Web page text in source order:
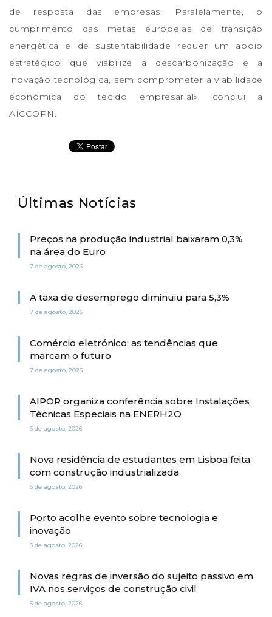
de resposta das empresas. Paralelamente, o
cumprimento das metas europeias de transição
energética e de sustentabilidade requer um apoio
estratégico que viabilize a descarbonização e a
inovação tecnológica, sem comprometer a viabilidade
económica do tecido empresarial», conclui a
AICCOPN.
Últimas Notícias
Preços na produção industrial baixaram 0,3%
na área do Euro
7 de agosto, 2026
A taxa de desemprego diminuiu para 5,3%
7 de agosto, 2026
Comércio eletrónico: as tendências que
marcam o futuro
7 de agosto, 2026
AIPOR organiza conferência sobre Instalações
Técnicas Especiais na ENERH2O
6 de agosto, 2026
Nova residência de estudantes em Lisboa feita
com construção industrializada
6 de agosto, 2026
Porto acolhe evento sobre tecnologia e
inovação
6 de agosto, 2026
Novas regras de inversão do sujeito passivo em
IVA nos serviços de construção civil
5 de agosto, 2026